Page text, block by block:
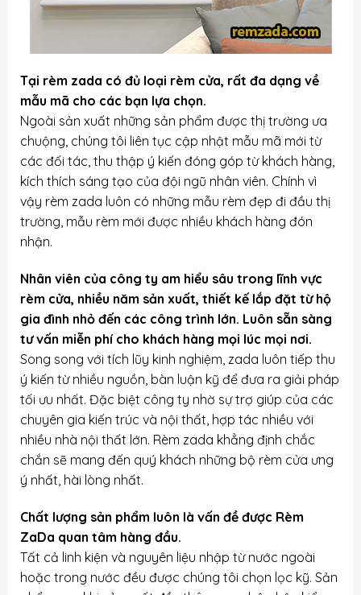
Tại rèm zada có đủ loại rèm cửa, rất đa dạng về
mẫu mã cho các bạn lựa chọn.
Ngoài sản xuất những sản phẩm được thị trường ưa
chuộng, chúng tôi liên tục cập nhật mẫu mã mới từ
các đối tác, thu thập ý kiến đóng góp từ khách hàng,
kích thích sáng tạo của đội ngũ nhân viên. Chính vì
vậy rèm zada luôn có những mẫu rèm đẹp đi đầu thị
trường, mẫu rèm mới được nhiều khách hàng đón
nhận.
Nhân viên của công ty am hiểu sâu trong lĩnh vực
rèm cửa, nhiều năm sản xuất, thiết kế lắp đặt từ hộ
gia đình nhỏ đến các công trình lớn. Luôn sẵn sàng
tư vấn miễn phí cho khách hàng mọi lúc mọi nơi.
Song song với tích lũy kinh nghiệm, zada luôn tiếp thu
ý kiến từ nhiều nguồn, bàn luận kỹ để đưa ra giải pháp
tối ưu nhất. Đặc biệt công ty nhờ sự trợ giúp của các
chuyên gia kiến trúc và nội thất, hợp tác nhiều với
nhiều nhà nội thất lớn. Rèm zada khẳng định chắc
chắn sẽ mang đến quý khách những bộ rèm cửa ưng
ý nhất, hài lòng nhất.
Chất lượng sản phẩm luôn là vấn đề được Rèm
ZaDa quan tâm hàng đầu.
Tất cả linh kiện và nguyên liệu nhập từ nước ngoài
hoặc trong nước đều được chúng tôi chọn lọc kỹ. Sản